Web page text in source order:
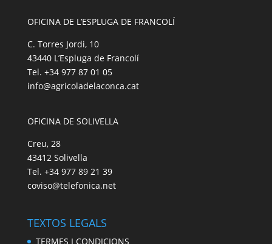
OFICINA DE L’ESPLUGA DE FRANCOLÍ
C. Torres Jordi, 10
43440 L’Espluga de Francolí
Tel. +34 977 87 01 05
info@agricoladelaconca.cat
OFICINA DE SOLIVELLA
Creu, 28
43412 Solivella
Tel. +34 977 89 21 39
coviso@telefonica.net
TEXTOS LEGALS
TERMES I CONDICIONS